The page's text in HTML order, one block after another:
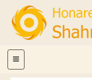
منو